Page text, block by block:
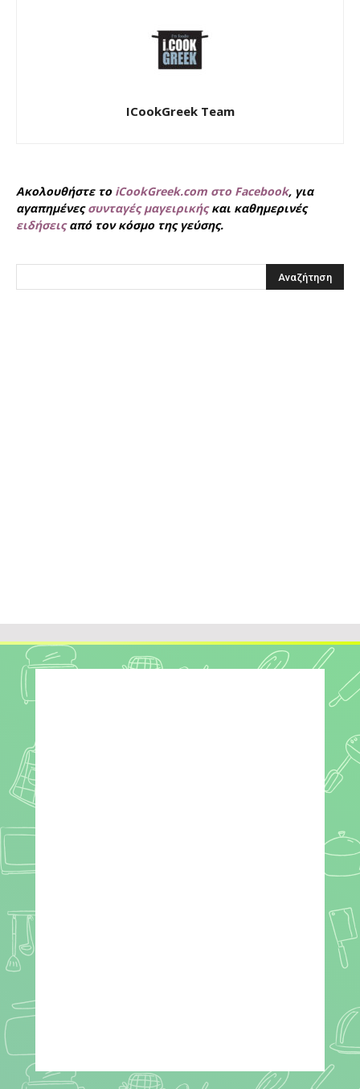
ICookGreek Team
Ακολουθήστε το iCookGreek.com στο Facebook, για
αγαπημένεςσυνταγές μαγειρικήςκαι καθημερινές
ειδήσειςαπό τον κόσμο της γεύσης.